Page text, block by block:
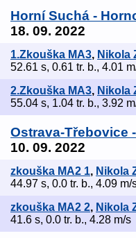
Horní Suchá -
18. 09. 2022
1.Zkouška MA3, Nikola
52.61 s, 0.61 tr. b., 4.01
2.Zkouška MA3, Nikola
55.04 s, 1.04 tr. b., 3.92
Ostrava-Třebovice
10. 09. 2022
zkouška MA2 1, Nikola
44.97 s, 0.0 tr. b., 4.09 m/
zkouška MA2 2, Nikola
41.6 s, 0.0 tr. b., 4.28 m/s